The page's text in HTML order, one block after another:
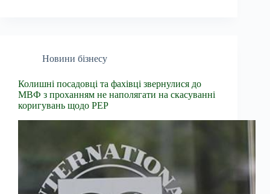
Новини бізнесу
Колишні посадовці та фахівці звернулися до
МВФ з проханням не наполягати на скасуванні
коригувань щодо PEP